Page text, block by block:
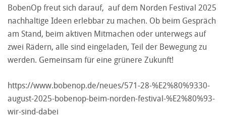
BobenOp freut sich darauf, auf dem Norden Festival 2025
nachhaltige Ideen erlebbar zu machen. Ob beim Gespräch
am Stand, beim aktiven Mitmachen oder unterwegs auf
zwei Rädern, alle sind eingeladen, Teil der Bewegung zu
werden. Gemeinsam für eine grünere Zukunft!
https://www.bobenop.de/neues/571-28-%E2%80%9330-
august-2025-bobenop-beim-norden-festival-%E2%80%93-
wir-sind-dabei